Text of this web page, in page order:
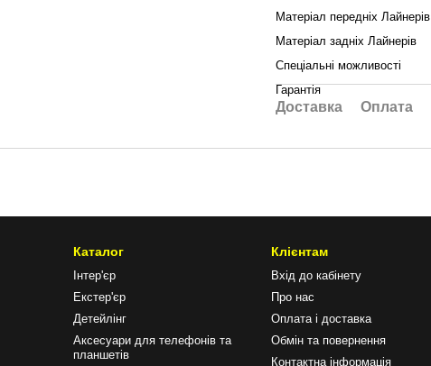
Матеріал передніх Лайнерів
Матеріал задніх Лайнерів
Спеціальні можливості
Гарантія
Доставка Оплата
Каталог
Інтер'єр
Екстер'єр
Детейлінг
Аксесуари для телефонів та
планшетів
Клієнтам
Вхід до кабінету
Про нас
Оплата і доставка
Обмін та повернення
Контактна інформація